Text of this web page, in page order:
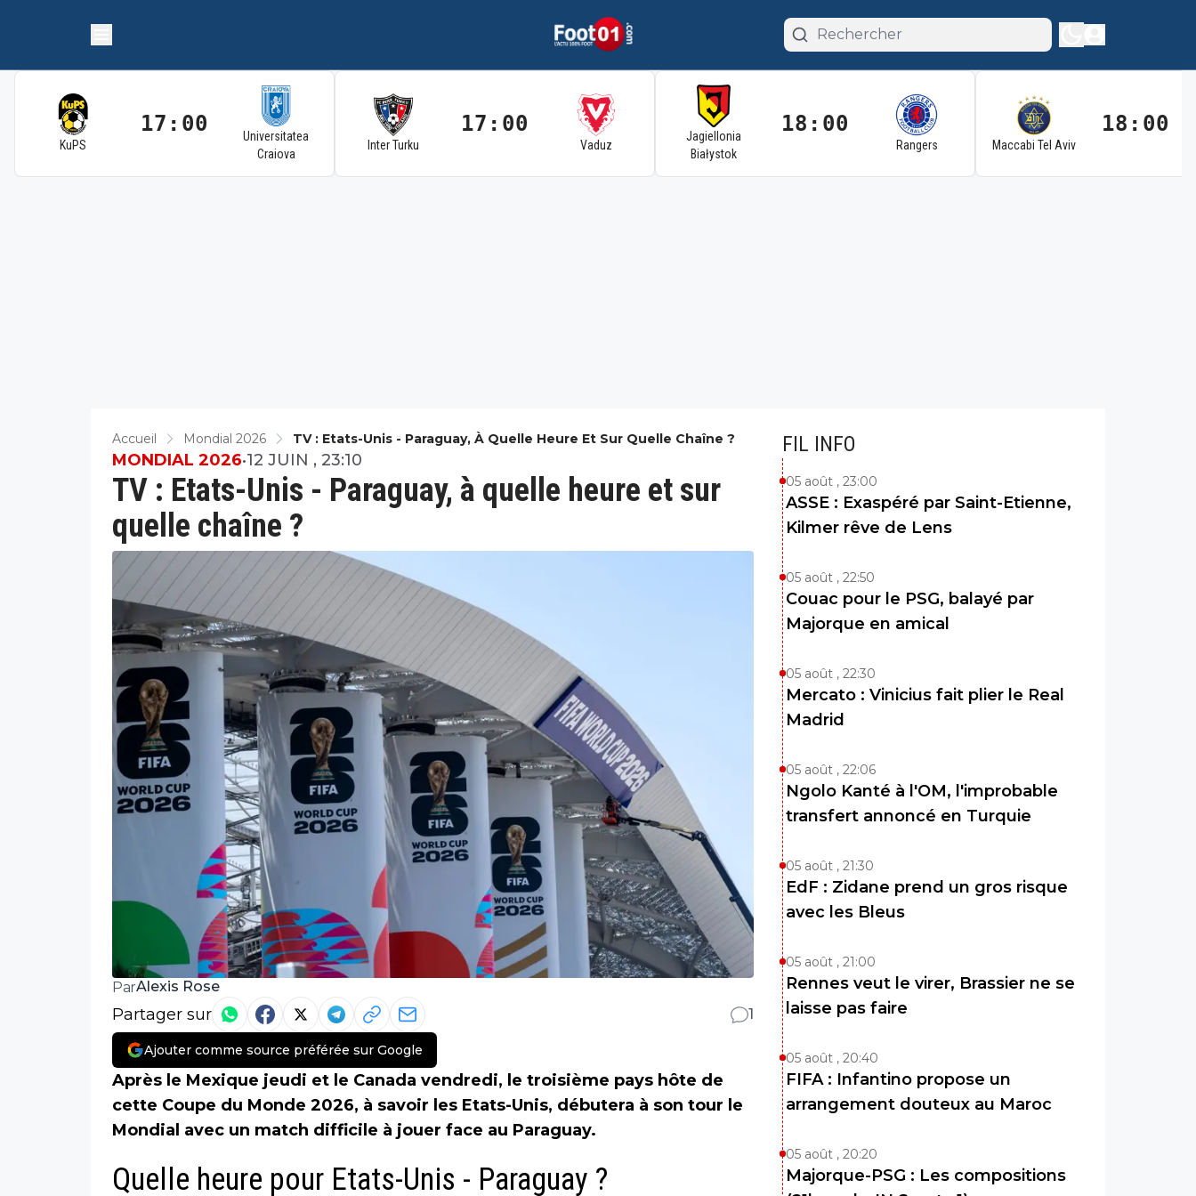
KuPS
17:00
Universitatea
Craiova
Inter Turku
17:00
Vaduz
Jagiellonia
Białystok
18:00
Rangers Maccabi Tel Aviv
18:00
Accueil Mondial 2026 TV : Etats-Unis - Paraguay, À Quelle Heure Et Sur Quelle Chaîne ?
TV : Etats-Unis - Paraguay, à quelle heure et sur
quelle chaîne ?
MONDIAL 2026•12 JUIN , 23:10
ParAlexis Rose
Partager sur 1
Ajouter comme source préférée sur Google
Après le Mexique jeudi et le Canada vendredi, le troisième pays hôte de
cette Coupe du Monde 2026, à savoir les Etats-Unis, débutera à son tour le
Mondial avec un match difficile à jouer face au Paraguay.
Quelle heure pour Etats-Unis - Paraguay ?
FIL INFO
05 août , 23:00
ASSE : Exaspéré par Saint-Etienne,
Kilmer rêve de Lens
05 août , 22:50
Couac pour le PSG, balayé par
Majorque en amical
05 août , 22:30
Mercato : Vinicius fait plier le Real
Madrid
05 août , 22:06
Ngolo Kanté à l'OM, l'improbable
transfert annoncé en Turquie
05 août , 21:30
EdF : Zidane prend un gros risque
avec les Bleus
05 août , 21:00
Rennes veut le virer, Brassier ne se
laisse pas faire
05 août , 20:40
FIFA : Infantino propose un
arrangement douteux au Maroc
05 août , 20:20
Majorque-PSG : Les compositions